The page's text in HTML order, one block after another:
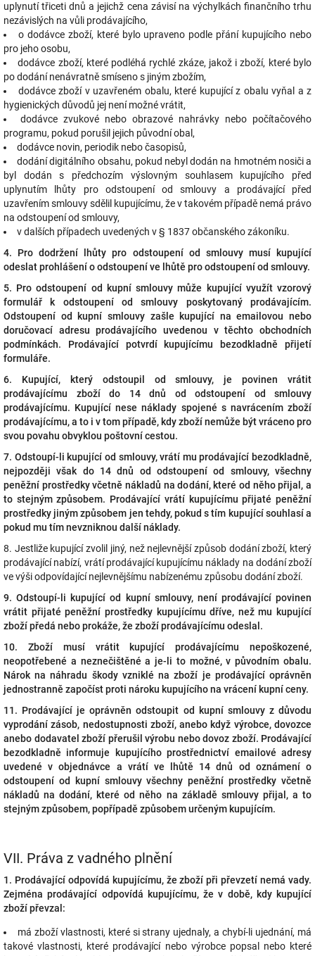
uplynutí třiceti dnů a jejichž cena závisí na výchylkách finančního trhu
nezávislých na vůli prodávajícího,
o dodávce zboží, které bylo upraveno podle přání kupujícího nebo
pro jeho osobu,
dodávce zboží, které podléhá rychlé zkáze, jakož i zboží, které bylo
po dodání nenávratně smíseno s jiným zbožím,
dodávce zboží v uzavřeném obalu, které kupující z obalu vyňal a z
hygienických důvodů jej není možné vrátit,
dodávce zvukové nebo obrazové nahrávky nebo počítačového
programu, pokud porušil jejich původní obal,
dodávce novin, periodik nebo časopisů,
dodání digitálního obsahu, pokud nebyl dodán na hmotném nosiči a
byl dodán s předchozím výslovným souhlasem kupujícího před
uplynutím lhůty pro odstoupení od smlouvy a prodávající před
uzavřením smlouvy sdělil kupujícímu, že v takovém případě nemá právo
na odstoupení od smlouvy,
v dalších případech uvedených v § 1837 občanského zákoníku.
4. Pro dodržení lhůty pro odstoupení od smlouvy musí kupující
odeslat prohlášení o odstoupení ve lhůtě pro odstoupení od smlouvy.
5. Pro odstoupení od kupní smlouvy může kupující využít vzorový
formulář k odstoupení od smlouvy poskytovaný prodávajícím.
Odstoupení od kupní smlouvy zašle kupující na emailovou nebo
doručovací adresu prodávajícího uvedenou v těchto obchodních
podmínkách. Prodávající potvrdí kupujícímu bezodkladně přijetí
formuláře.
6. Kupující, který odstoupil od smlouvy, je povinen vrátit
prodávajícímu zboží do 14 dnů od odstoupení od smlouvy
prodávajícímu. Kupující nese náklady spojené s navrácením zboží
prodávajícímu, a to i v tom případě, kdy zboží nemůže být vráceno pro
svou povahu obvyklou poštovní cestou.
7. Odstoupí-li kupující od smlouvy, vrátí mu prodávající bezodkladně,
nejpozději však do 14 dnů od odstoupení od smlouvy, všechny
peněžní prostředky včetně nákladů na dodání, které od něho přijal, a
to stejným způsobem. Prodávající vrátí kupujícímu přijaté peněžní
prostředky jiným způsobem jen tehdy, pokud s tím kupující souhlasí a
pokud mu tím nevzniknou další náklady.
8. Jestliže kupující zvolil jiný, než nejlevnější způsob dodání zboží, který
prodávající nabízí, vrátí prodávající kupujícímu náklady na dodání zboží
ve výši odpovídající nejlevnějšímu nabízenému způsobu dodání zboží.
9. Odstoupí-li kupující od kupní smlouvy, není prodávající povinen
vrátit přijaté peněžní prostředky kupujícímu dříve, než mu kupující
zboží předá nebo prokáže, že zboží prodávajícímu odeslal.
10. Zboží musí vrátit kupující prodávajícímu nepoškozené,
neopotřebené a neznečištěné a je-li to možné, v původním obalu.
Nárok na náhradu škody vzniklé na zboží je prodávající oprávněn
jednostranně započíst proti nároku kupujícího na vrácení kupní ceny.
11. Prodávající je oprávněn odstoupit od kupní smlouvy z důvodu
vyprodání zásob, nedostupnosti zboží, anebo když výrobce, dovozce
anebo dodavatel zboží přerušil výrobu nebo dovoz zboží. Prodávající
bezodkladně informuje kupujícího prostřednictví emailové adresy
uvedené v objednávce a vrátí ve lhůtě 14 dnů od oznámení o
odstoupení od kupní smlouvy všechny peněžní prostředky včetně
nákladů na dodání, které od něho na základě smlouvy přijal, a to
stejným způsobem, popřípadě způsobem určeným kupujícím.
VII. Práva z vadného plnění
1. Prodávající odpovídá kupujícímu, že zboží při převzetí nemá vady.
Zejména prodávající odpovídá kupujícímu, že v době, kdy kupující
zboží převzal:
má zboží vlastnosti, které si strany ujednaly, a chybí-li ujednání, má
takové vlastnosti, které prodávající nebo výrobce popsal nebo které